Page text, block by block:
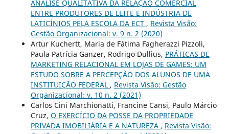
ANÁLISE QUALITATIVA DA RELAÇÃO COMERCIAL
ENTRE PRODUTORES DE LEITE E INDÚSTRIA DE
LATICÍNIOS PELA ESCOLA DA ECT , Revista Visão:
Gestão Organizacional: v. 9 n. 2 (2020)
Artur Kuchertt, Maria de Fátima Fagherazzi Pizzoli,
Paula Patrícia Ganzer, Rodrigo Dullius, PRÁTICAS DE
MARKETING RELACIONAL EM LOJAS DE GAMES: UM
ESTUDO SOBRE A PERCEPÇÃO DOS ALUNOS DE UMA
INSTITUIÇÃO FEDERAL , Revista Visão: Gestão
Organizacional: v. 10 n. 2 (2021)
Carlos Cini Marchionatti, Francine Cansi, Paulo Márcio
Cruz, O EXERCÍCIO DA POSSE DA PROPRIEDADE
PRIVADA IMOBILIÁRIA E A NATUREZA , Revista Visão: